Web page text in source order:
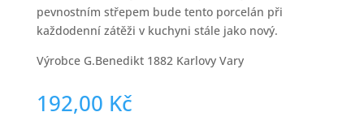
pevnostním střepem bude tento porcelán při
každodenní zátěži v kuchyni stále jako nový.
Výrobce G.Benedikt 1882 Karlovy Vary
192,00 Kč